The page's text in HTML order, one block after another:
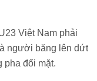
Việt Nam phải
người băng lên dứt
pha đối mặt.